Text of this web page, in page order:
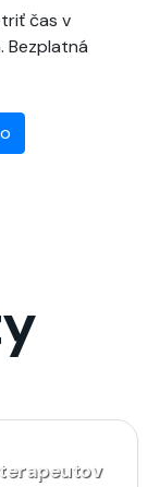
čas v
Bezplatná